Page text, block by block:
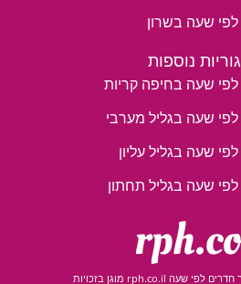
שעה בשרון
נוספות
שעה בחיפה קריות
שעה בגליל מערבי
שעה בגליל עליון
שעה בגליל תחתון
התמונות והמידע באתר חדרים לפי שעה rph.co.il מוגן בזכויות